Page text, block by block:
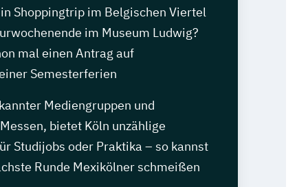
Shoppingtrip im Belgischen Viertel
im Museum Ludwig?
mal einen Antrag auf
Semesterferien
Mediengruppen und
bietet Köln unzählige
Studijobs oder Praktika – so kannst
Runde Mexikölner schmeißen